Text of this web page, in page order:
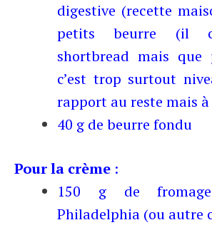
digestive (recette
petits beurre (il
shortbread mais que
c’est trop surtout
rapport au reste mais
40 g de beurre fondu
Pour la crème :
150 g de
Philadelphia (ou autre